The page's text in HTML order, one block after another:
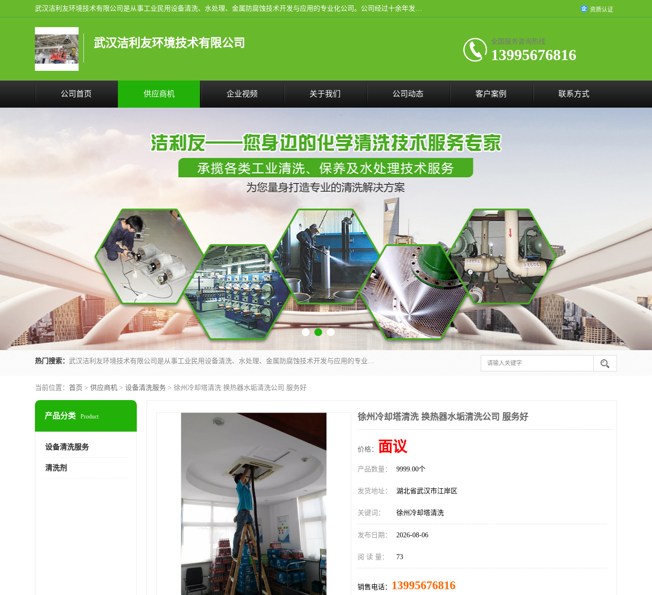
武汉洁利友环境技术有限公司是从事工业民用设备清洗、水处理、金属防腐蚀技术开发与应用的专业化公司。公司经过十余年发展积累了丰富的清洗经验，服务过的客户达到500余家，清洗的各类工业设备共计3000余台。 资质认证
武汉洁利友环境技术有限公司 全国服务咨询热线:
13995676816
公司首页 供应商机 企业视频 关于我们 公司动态 客户案例 联系方式
热门搜索： 武汉洁利友环境技术有限公司是从事工业民用设备清洗、水处理、金属防腐蚀技术开发与应用的专业化公司。公司经过十余年发展积累了丰富的清洗经验，服务过的客户达到500余家，清洗的各类工业设备共计3000余台。
当前位置： 首页 > 供应商机 > 设备清洗服务 > 徐州冷却塔清洗 换热器水垢清洗公司 服务好
产品分类 Product
设备清洗服务
清洗剂
徐州冷却塔清洗 换热器水垢清洗公司 服务好
价格： 面议
产品数量： 9999.00个
发货地址： 湖北省武汉市江岸区
关键词： 徐州冷却塔清洗
发布日期： 2026-08-06
阅 读 量： 73
销售电话： 13995676816